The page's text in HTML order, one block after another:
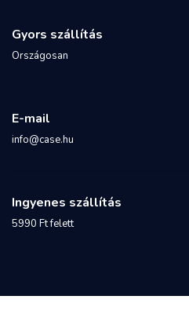
Gyors szállítás
Országosan
E-mail
info@case.hu
Ingyenes szállítás
5990 Ft felett